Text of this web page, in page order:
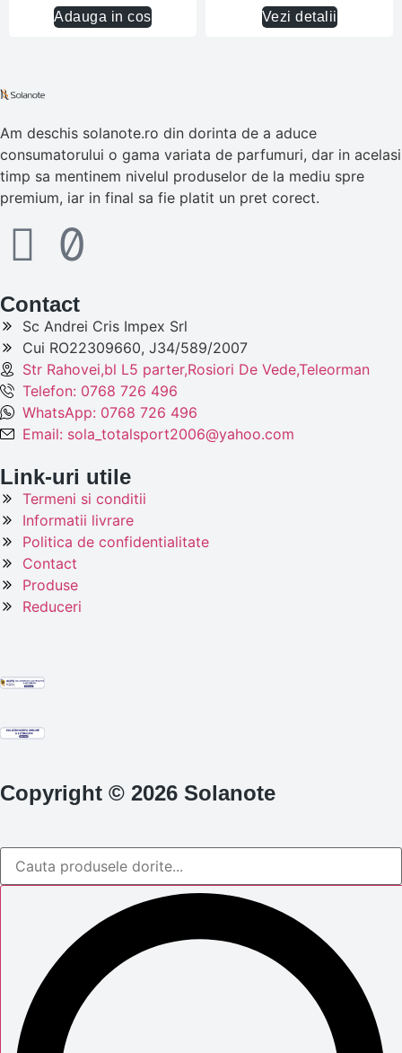
Adauga in cos Vezi detalii
Am deschis solanote.ro din dorinta de a aduce
consumatorului o gama variata de parfumuri, dar in acelasi
timp sa mentinem nivelul produselor de la mediu spre
premium, iar in final sa fie platit un pret corect.
Contact
Sc Andrei Cris Impex Srl
Cui RO22309660, J34/589/2007
Str Rahovei,bl L5 parter,Rosiori De Vede,Teleorman
Telefon: 0768 726 496
WhatsApp: 0768 726 496
Email: sola_totalsport2006@yahoo.com
Link-uri utile
Termeni si conditii
Informatii livrare
Politica de confidentialitate
Contact
Produse
Reduceri
Copyright © 2026 Solanote